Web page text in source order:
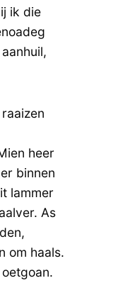
ik die
heer
binnen
lammer
As
om haals.